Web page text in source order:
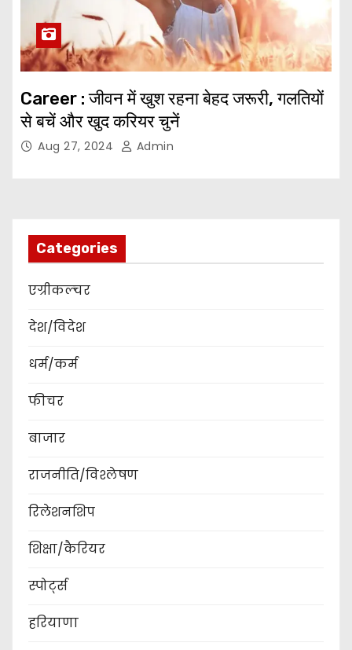
Career : जीवन में खुश रहना बेहद जरूरी, गलतियों
से बचें और खुद करियर चुनें
Aug 27, 2024 Admin
Categories
एग्रीकल्चर
देश/विदेश
धर्म/कर्म
फीचर
बाजार
राजनीति/विश्लेषण
रिलेशनशिप
शिक्षा/कैरियर
स्पोर्ट्स
हरियाणा